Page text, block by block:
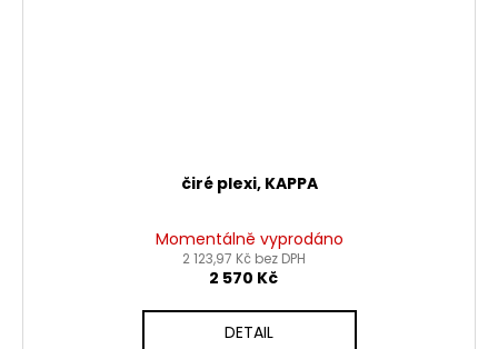
čiré plexi, KAPPA
Momentálně vyprodáno
2 123,97 Kč bez DPH
2 570 Kč
DETAIL